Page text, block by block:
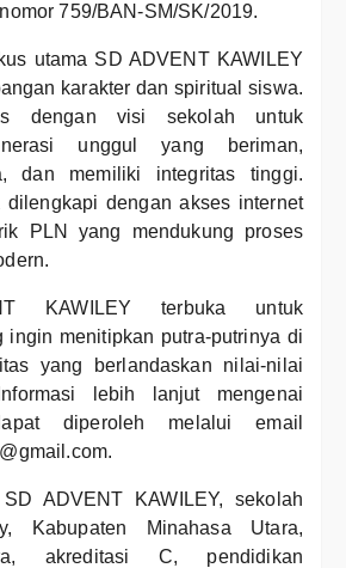
759/BAN-SM/SK/2019.
utama SD ADVENT KAWILEY
karakter dan spiritual siswa.
dengan visi sekolah untuk
unggul yang beriman,
dan memiliki integritas tinggi.
dengan akses internet
PLN yang mendukung proses
KAWILEY terbuka untuk
ingin menitipkan putra-putrinya di
yang berlandaskan nilai-nilai
lebih lanjut mengenai
diperoleh melalui email
SD ADVENT KAWILEY, sekolah
Kabupaten Minahasa Utara,
akreditasi C, pendidikan